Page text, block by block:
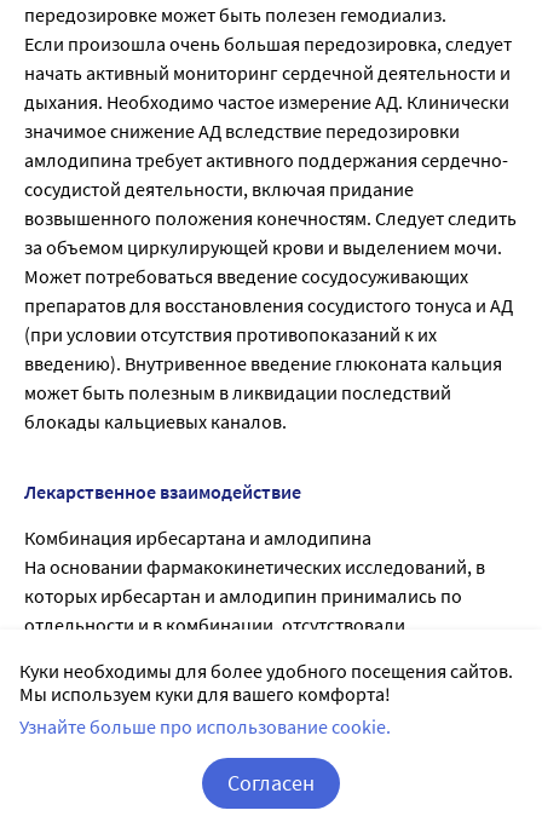
передозировке может быть полезен гемодиализ.
Если произошла очень большая передозировка, следует
начать активный мониторинг сердечной деятельности и
дыхания. Необходимо частое измерение АД. Клинически
значимое снижение АД вследствие передозировки
амлодипина требует активного поддержания сердечно-
сосудистой деятельности, включая придание
возвышенного положения конечностям. Следует следить
за объемом циркулирующей крови и выделением мочи.
Может потребоваться введение сосудосуживающих
препаратов для восстановления сосудистого тонуса и АД
(при условии отсутствия противопоказаний к их
введению). Внутривенное введение глюконата кальция
может быть полезным в ликвидации последствий
блокады кальциевых каналов.
Лекарственное взаимодействие
Комбинация ирбесартана и амлодипина
На основании фармакокинетических исследований, в
которых ирбесартан и амлодипин принимались по
отдельности и в комбинации, отсутствовали
ирбесартаном и амлодипином.
Не проводилось исследований по лекарственным
взаимодействиям препарата Апроваск с другими
лекарственными средствами.
Куки необходимы для более удобного посещения сайтов.
Мы используем куки для вашего комфорта!
Узнайте больше про использование cookie.
Согласен